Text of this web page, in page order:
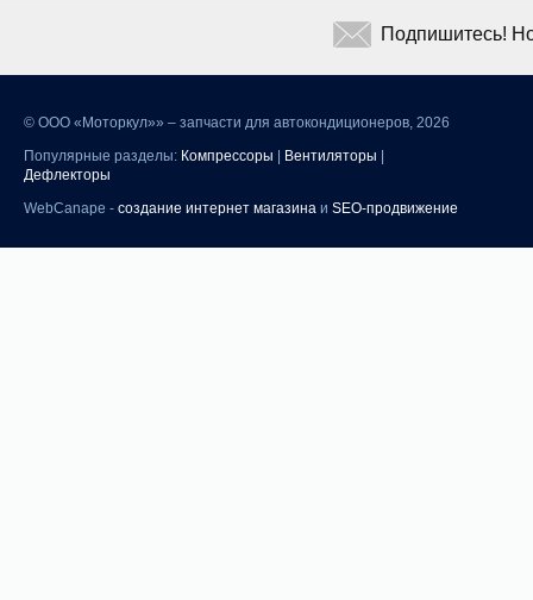
© ООО «Моторкул»» – запчасти для автокондиционеров, 2026
Популярные разделы: Компрессоры Вентиляторы
Дефлекторы
WebCanape - создание интернет магазина и SEO-продвижение
Подпишитесь!